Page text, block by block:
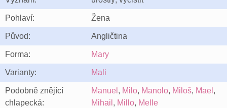
Pohlaví: Žena
Původ: Angličtina
Forma: Mary
Varianty: Mali
Podobně znějící
chlapecká:
Manuel , Milo, Manolo, Miloš, Mael ,
Mihail , Millo, Melle